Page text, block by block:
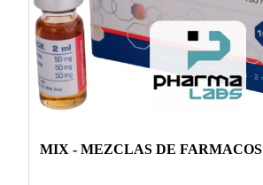
MIX - MEZCLAS DE FARMACOS